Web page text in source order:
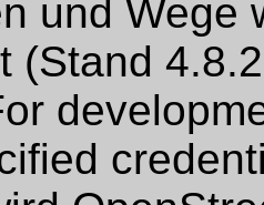
und Wege
(Stand